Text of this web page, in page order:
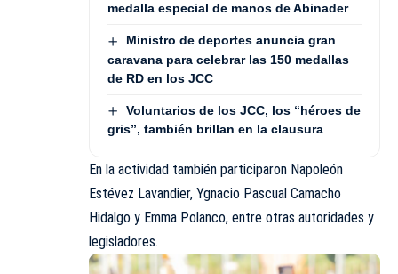
medalla especial de manos de Abinader
Ministro de deportes anuncia gran
caravana para celebrar las 150 medallas
de RD en los JCC
Voluntarios de los JCC, los “héroes de
gris”, también brillan en la clausura
En la actividad también participaron Napoleón
Estévez Lavandier, Ygnacio Pascual Camacho
Hidalgo y Emma Polanco, entre otras autoridades y
legisladores.